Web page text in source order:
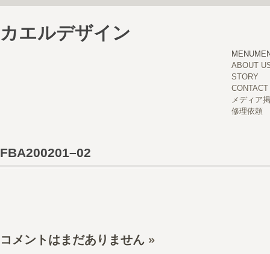
カエルデザイン
MENU
ABOUT
STORY
CONTACT
メディア
修理依頼
FBA200201–02
コメントはまだありません »